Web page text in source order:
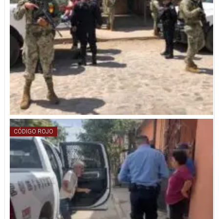
CÓDIGO ROJO